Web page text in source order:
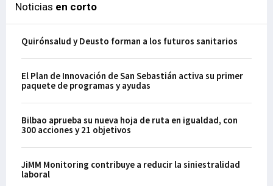
Noticias en corto
Quirónsalud y Deusto forman a los futuros sanitarios
El Plan de Innovación de San Sebastián activa su primer
paquete de programas y ayudas
Bilbao aprueba su nueva hoja de ruta en igualdad, con
300 acciones y 21 objetivos
JiMM Monitoring contribuye a reducir la siniestralidad
laboral